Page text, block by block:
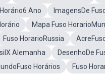
Ano ImagensDe
Mapa Fuso
Fuso HorarioRussia
Alemanha DesenhoDe
Horários Fuso